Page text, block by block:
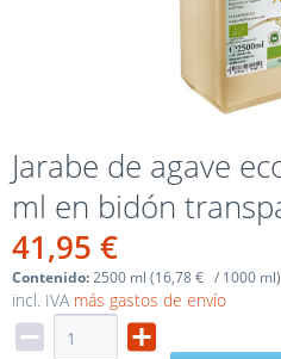
Jarabe de agave
ml en bidón
41,95 €
Contenido:2500 ml (16,78 € / 1000 ml)
incl. IVA más gastos de envío